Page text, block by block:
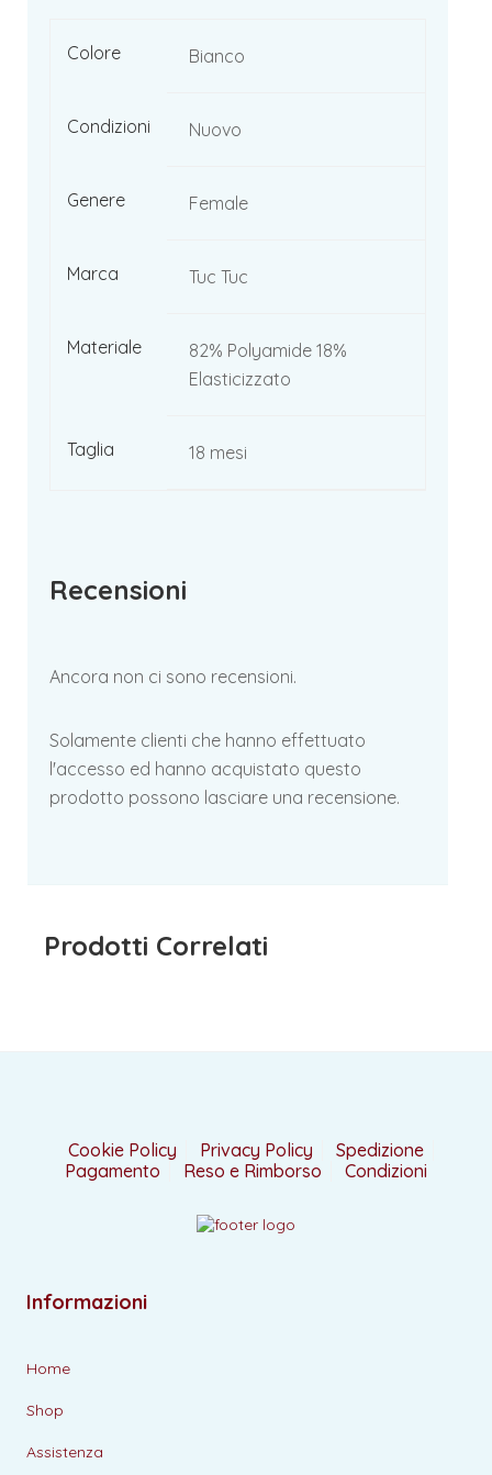
Colore Bianco
Condizioni Nuovo
Genere Female
Marca Tuc Tuc
Materiale
82% Polyamide 18%
Elasticizzato
Taglia 18 mesi
Recensioni
Ancora non ci sono recensioni.
Solamente clienti che hanno effettuato
l'accesso ed hanno acquistato questo
prodotto possono lasciare una recensione.
Prodotti Correlati
Cookie Policy Privacy Policy
Spedizione
Pagamento
Reso e Rimborso Condizioni
Informazioni
Home
Shop
Assistenza